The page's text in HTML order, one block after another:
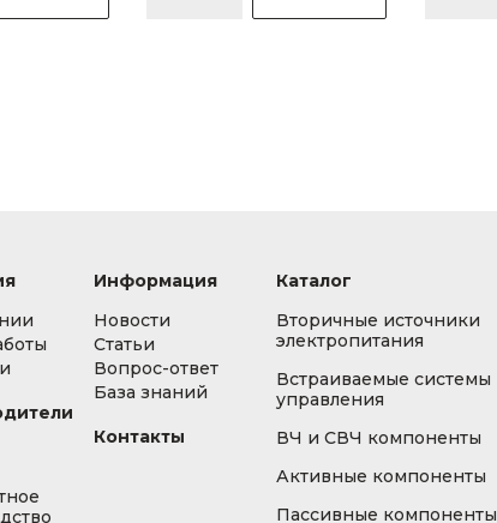
Информация
Новости
Статьи
Вопрос-ответ
База знаний
Контакты
Каталог
Вторичные источники
электропитания
Встраиваемые системы
управления
ВЧ и СВЧ компоненты
Активные компоненты
Пассивные компоненты